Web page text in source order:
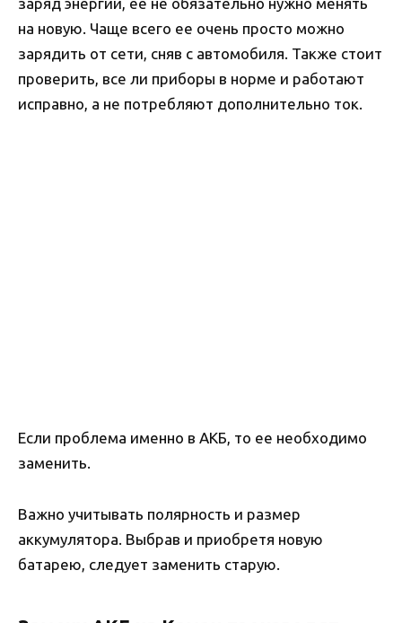
на новую. Чаще всего ее очень просто можно
зарядить от сети, сняв с автомобиля. Также стоит
проверить, все ли приборы в норме и работают
исправно, а не потребляют дополнительно ток.
Если проблема именно в АКБ, то ее необходимо
заменить.
Важно учитывать полярность и размер
аккумулятора. Выбрав и приобретя новую
батарею, следует заменить старую.